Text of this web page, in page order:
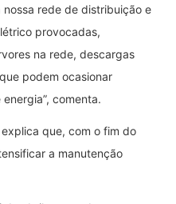
rede de distribuição e
provocadas,
na rede, descargas
podem ocasionar
comenta.
que, com o fim do
a manutenção